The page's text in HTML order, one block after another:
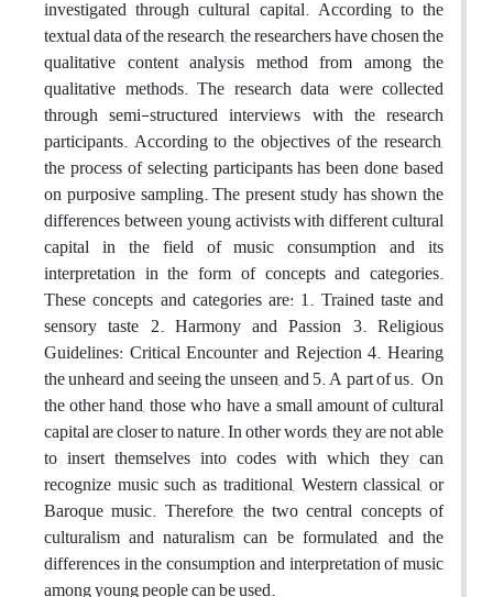
investigated through cultural capital. According to the
textual data of the research, the researchers have chosen the
qualitative content analysis method from among the
qualitative methods. The research data were collected
through semi-structured interviews with the research
participants. According to the objectives of the research,
the process of selecting participants has been done based
on purposive sampling. The present study has shown the
differences between young activists with different cultural
capital in the field of music consumption and its
interpretation in the form of concepts and categories.
These concepts and categories are: 1. Trained taste and
sensory taste 2. Harmony and Passion 3. Religious
Guidelines: Critical Encounter and Rejection 4. Hearing
the unheard and seeing the unseen, and 5. A part of us. On
the other hand, those who have a small amount of cultural
capital are closer to nature. In other words, they are not able
to insert themselves into codes with which they can
recognize music such as traditional, Western classical, or
Baroque music. Therefore, the two central concepts of
culturalism and naturalism can be formulated, and the
differences in the consumption and interpretation of music
among young people can be used.